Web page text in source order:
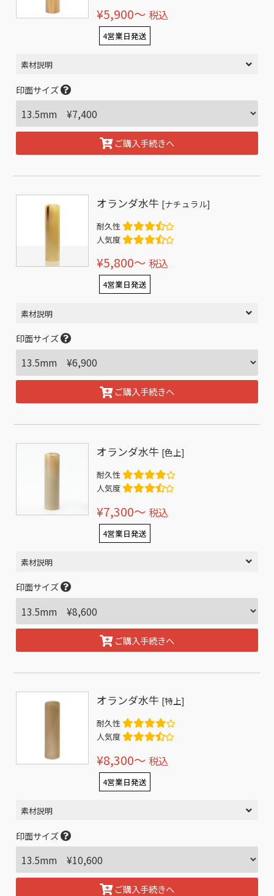
¥5,900〜 税込
4営業日発送
素材説明
印面サイズ
ご購入手続きへ
オランダ水牛 [ナチュラル]
耐久性
人気度
¥5,800〜 税込
4営業日発送
素材説明
印面サイズ
ご購入手続きへ
オランダ水牛 [色上]
耐久性
人気度
¥7,300〜 税込
4営業日発送
素材説明
印面サイズ
ご購入手続きへ
オランダ水牛 [特上]
耐久性
人気度
¥8,300〜 税込
4営業日発送
素材説明
印面サイズ
ご購入手続きへ